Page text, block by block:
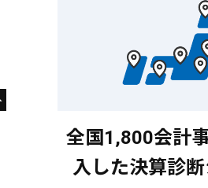
全国1,800会計
入した決算診